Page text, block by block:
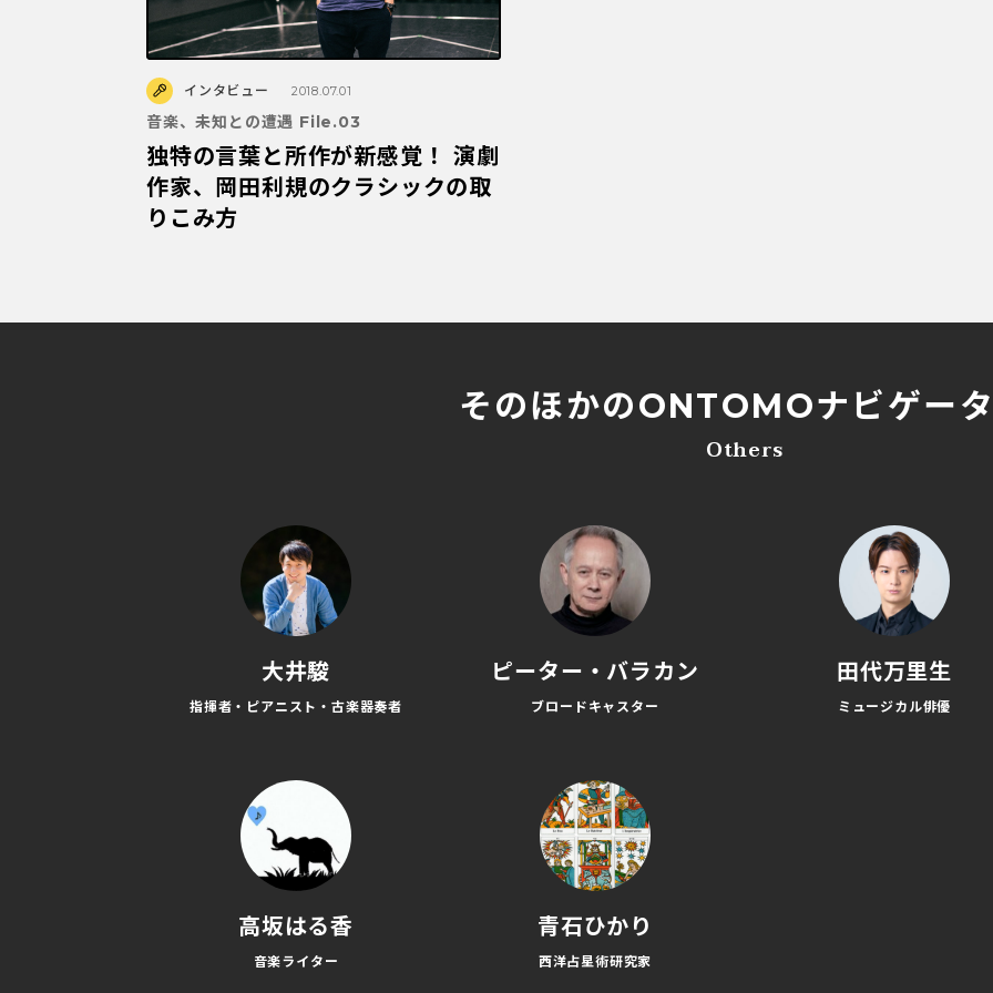
インタビュー 2018.07.01
音楽、未知との遭遇 File.03
独特の言葉と所作が新感覚！ 演劇
作家、岡田利規のクラシックの取
りこみ方
そのほかのONTOMOナビゲー
Others
大井駿
指揮者・ピアニスト・古楽器奏者
ピーター・バラカン
ブロードキャスター
田代万里生
ミュージカル俳優
高坂はる香
音楽ライター
青石ひかり
西洋占星術研究家